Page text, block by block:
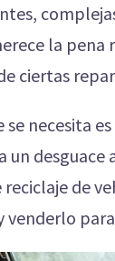
la
ciertas
necesita
de
venderlo